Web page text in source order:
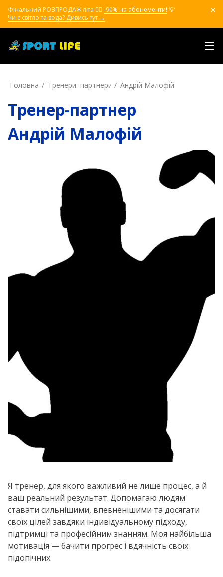
Фінальний РОЗПРОДАЖ літа ❤️‍🔥 -90% на абонементи! 💡
Чи є світло та вода? Дивись тут →
Головна Тренери–партнери Андрій Малофій
Тренер-партнер
Андрій Малофій
Я тренер, для якого важливий не лише процес, а й
ваш реальний результат. Допомагаю людям
ставати сильнішими, впевненішими та досягати
своїх цілей завдяки індивідуальному підходу,
підтримці та професійним знанням. Моя найбільша
мотивація — бачити прогрес і вдячність своїх
підопічних.